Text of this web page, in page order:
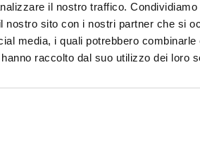
il nostro traffico.
nostro sito con i nostri partner che si
media, i quali potrebbero
raccolto dal suo utilizzo dei loro